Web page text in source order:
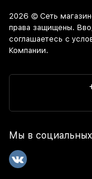
2026 © Сеть
права защищены.
соглашаетесь c
Компании.
Мы в социальных